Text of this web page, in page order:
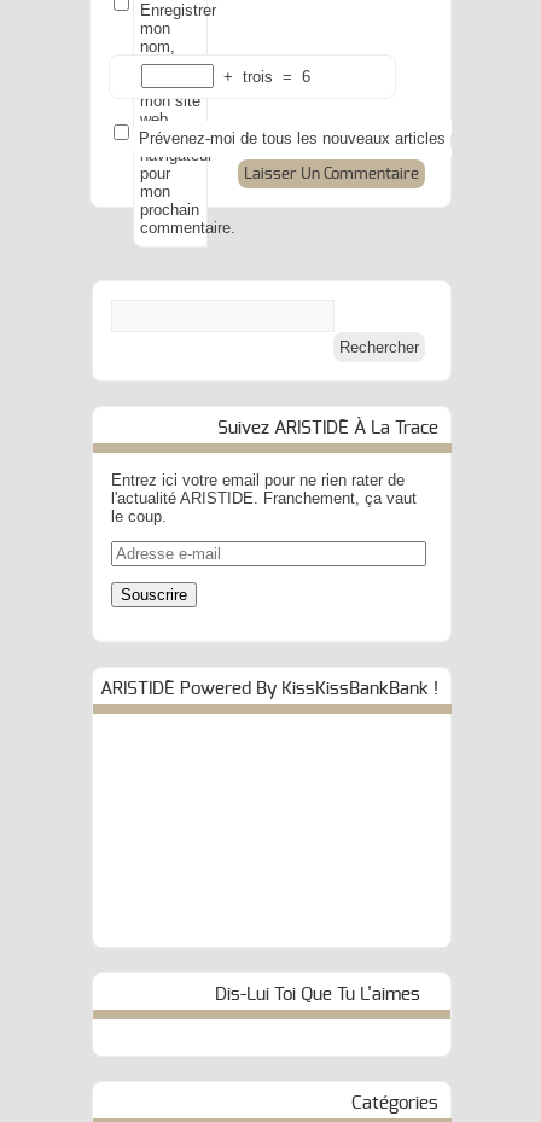
Enregistrer
mon
nom,
mon e-
mail et
mon site
web
dans le
navigateur
pour
mon
prochain
commentaire.
+ trois = 6
Prévenez-moi de tous les nouveaux articles par e-mail.
Suivez ARISTIDE À La Trace
Entrez ici votre email pour ne rien rater de
l'actualité ARISTIDE. Franchement, ça vaut
le coup.
Adresse
e-
mail
Souscrire
ARISTIDE Powered By KissKissBankBank !
Dis-Lui Toi Que Tu L’aimes
Catégories